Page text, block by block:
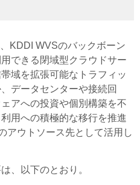
KDDI WVSのバックボーン
できる閉域型クラウドサー
域を拡張可能なトラフィッ
データセンターや接続回
アへの投資や個別構築を不
用への積極的な移行を推進
アウトソース先として活用し
、以下のとおり。